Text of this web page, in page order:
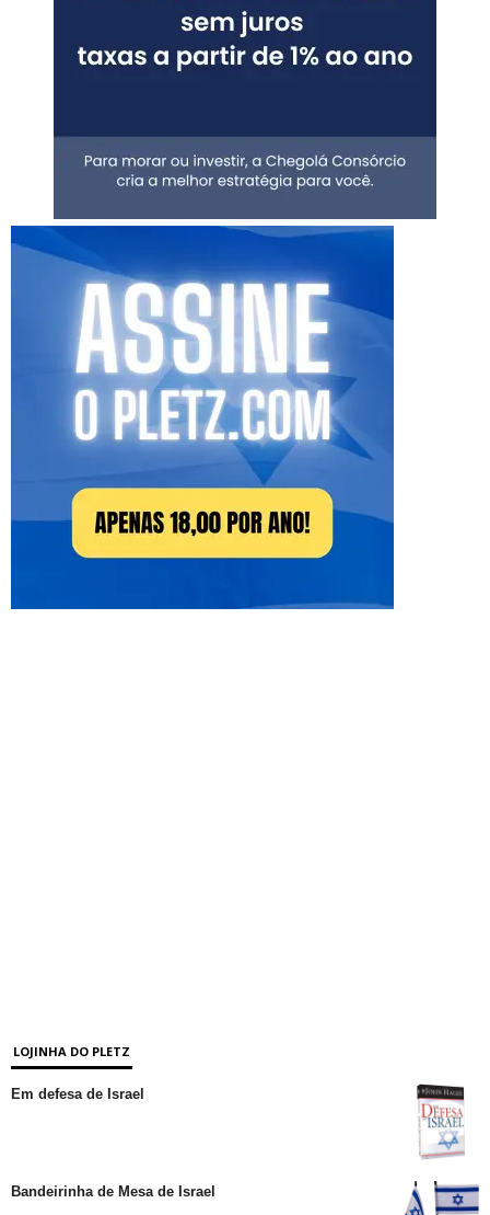
LOJINHA DO PLETZ
Em defesa de Israel
Bandeirinha de Mesa de Israel